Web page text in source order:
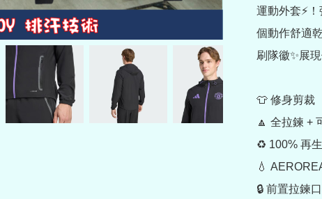
運動外套⚡
個動作舒適
刷隊徽✨展
👕 修身剪裁
🔼 全拉鍊 +
♻️ 100% 再
💧
🔒 前置拉鍊